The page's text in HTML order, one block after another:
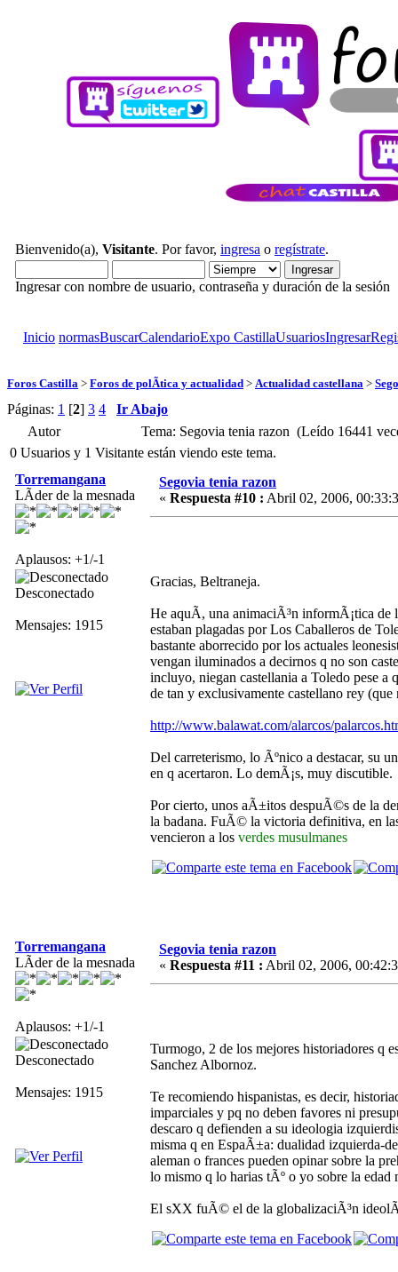
Bienvenido(a), Visitante. Por favor, ingresa o regístrate.
Ingresar con nombre de usuario, contraseña y duración de la sesión
Inicio normasBuscarCalendarioExpo CastillaUsuariosIngresar
Foros Castilla > Foros de polÃ­tica y actualidad > Actualidad castellana >
Páginas: 1 [2] 3 4
Ir Abajo
Autor
Tema: Segovia tenia razon (Leído 16441
0 Usuarios y 1 Visitante están viendo este tema.
Torremangana
LÃ­der de la mesnada
Aplausos: +1/-1
Desconectado
Mensajes: 1915
Segovia tenia razon
« Respuesta #10 : Abril 02, 2006,
Gracias, Beltraneja.
He aquÃ­, una animaciÃ³n informÃ¡tica de
estaban plagadas por Los Caballeros de
bastante aborrecido por los actuales
vengan iluminados a decirnos q no son
incluyo, niegan castellania a Toledo pese a
de tan y exclusivamente castellano rey
http://www.balawat.com/alarcos/
Del carreterismo, lo Ãºnico a destacar, su
en q acertaron. Lo demÃ¡s, muy discutible.
Por cierto, unos aÃ±itos despuÃ©s de la
la badana. FuÃ© la victoria definitiva, en
vencieron a los verdes musulmanes
Torremangana
LÃ­der de la mesnada
Aplausos: +1/-1
Desconectado
Mensajes: 1915
Segovia tenia razon
« Respuesta #11 : Abril 02, 2006,
Turmogo, 2 de los mejores historiadores q
Sanchez Albornoz.
Te recomiendo hispanistas, es decir,
imparciales y pq no deben favores ni
descaro q defienden a su ideologia
misma q en EspaÃ±a: dualidad izquierda-
aleman o frances pueden opinar sobre la
lo mismo q lo harias tÃº o yo sobre la
El sXX fuÃ© el de la globalizaciÃ³n